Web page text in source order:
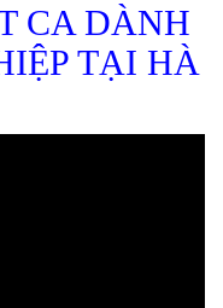
CA DÀNH
TẠI HÀ